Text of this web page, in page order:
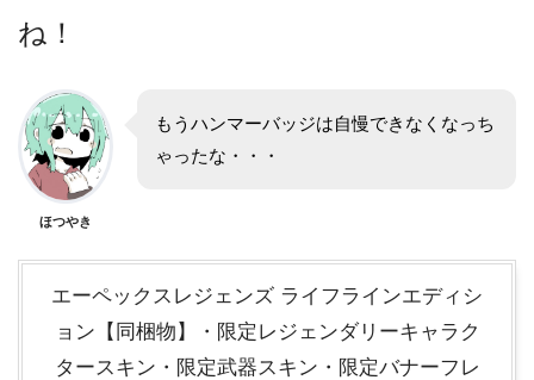
ね！
ほつやき
もうハンマーバッジは自慢できなくなっち
ゃったな・・・
エーペックスレジェンズ ライフラインエディシ
ョン【同梱物】・限定レジェンダリーキャラク
タースキン・限定武器スキン・限定バナーフレ